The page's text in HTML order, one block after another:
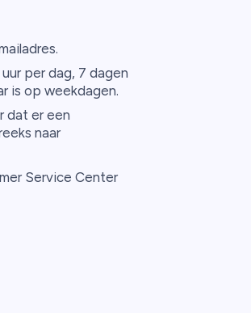
per dag, 7 dagen
is op weekdagen.
dat er een
naar
Service Center